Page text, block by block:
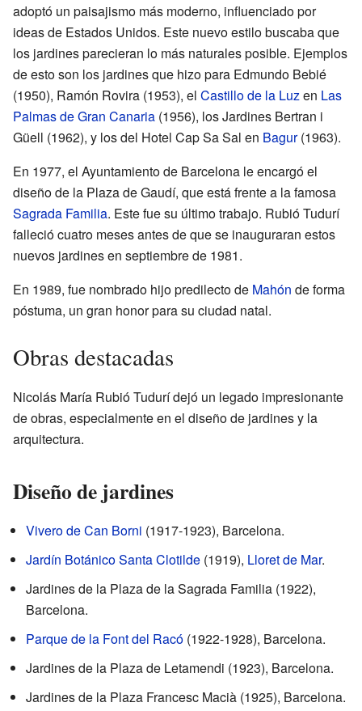
adoptó un paisajismo más moderno, influenciado por
ideas de Estados Unidos. Este nuevo estilo buscaba que
los jardines parecieran lo más naturales posible. Ejemplos
de esto son los jardines que hizo para Edmundo Bebié
(1950), Ramón Rovira (1953), el Castillo de la Luzen Las
Palmas de Gran Canaria (1956), los Jardines Bertran i
Güell (1962), y los del Hotel Cap Sa Sal en Bagur(1963).
En 1977, el Ayuntamiento de Barcelona le encargó el
diseño de la Plaza de Gaudí, que está frente a la famosa
Sagrada Familia. Este fue su último trabajo. Rubió Tudurí
falleció cuatro meses antes de que se inauguraran estos
nuevos jardines en septiembre de 1981.
En 1989, fue nombrado hijo predilecto de Mahón de forma
póstuma, un gran honor para su ciudad natal.
Obras destacadas
Nicolás María Rubió Tudurí dejó un legado impresionante
de obras, especialmente en el diseño de jardines y la
arquitectura.
Diseño de jardines
Vivero de Can Borni (1917-1923), Barcelona.
Jardín Botánico Santa Clotilde (1919), Lloret de Mar.
Jardines de la Plaza de la Sagrada Familia (1922),
Barcelona.
Parque de la Font del Racó (1922-1928), Barcelona.
Jardines de la Plaza de Letamendi (1923), Barcelona.
Jardines de la Plaza Francesc Macià (1925), Barcelona.